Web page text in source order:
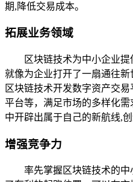
期,降低交易成本。
拓展业务领域
区块链技术为中小企业提
就像为企业打开了一扇通往
区块链技术开发数字资产交
平台等，满足市场的多样化
中开辟出属于自己的新航线,创
增强竞争力
率先掌握区块链技术的中